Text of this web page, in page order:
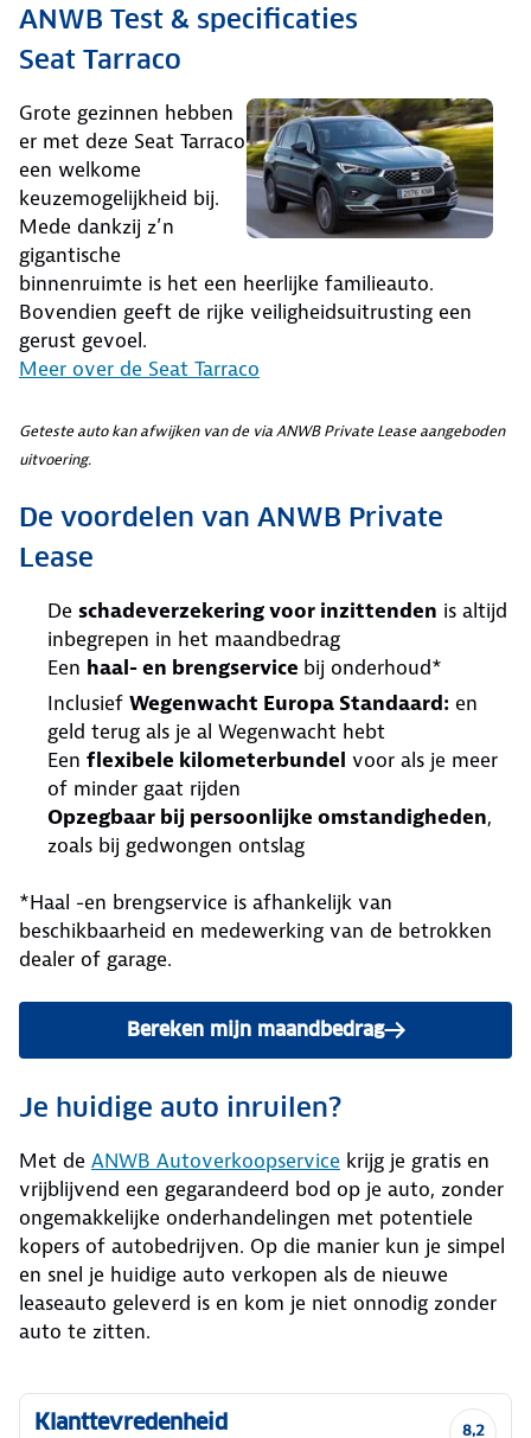
ANWB Test & specificaties
Seat Tarraco
Grote gezinnen hebben
er met deze Seat Tarraco
een welkome
keuzemogelijkheid bij.
Mede dankzij z’n
gigantische
binnenruimte is het een heerlijke familieauto.
Bovendien geeft de rijke veiligheidsuitrusting een
gerust gevoel.
Meer over de Seat Tarraco
Geteste auto kan afwijken van de via ANWB Private Lease aangeboden
uitvoering.
De voordelen van ANWB Private
Lease
De schadeverzekering voor inzittenden is altijd
inbegrepen in het maandbedrag
Een haal- en brengservice bij onderhoud*
Inclusief Wegenwacht Europa Standaard: en
geld terug als je al Wegenwacht hebt
Een flexibele kilometerbundel voor als je meer
of minder gaat rijden
Opzegbaar bij persoonlijke omstandigheden,
zoals bij gedwongen ontslag
*Haal -en brengservice is afhankelijk van
beschikbaarheid en medewerking van de betrokken
dealer of garage.
Bereken mijn maandbedrag
Je huidige auto inruilen?
Met de ANWB Autoverkoopservice krijg je gratis en
vrijblijvend een gegarandeerd bod op je auto, zonder
ongemakkelijke onderhandelingen met potentiele
kopers of autobedrijven. Op die manier kun je simpel
en snel je huidige auto verkopen als de nieuwe
leaseauto geleverd is en kom je niet onnodig zonder
auto te zitten.
8,2
Klanttevredenheid